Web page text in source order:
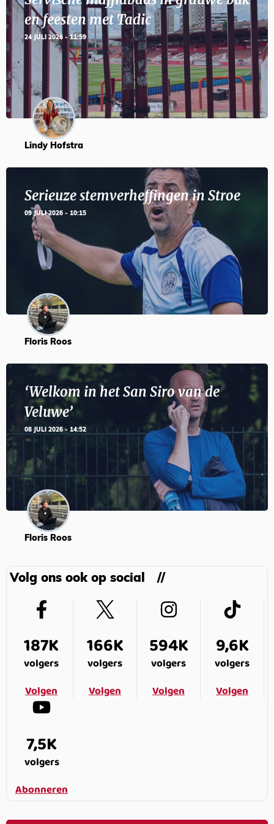
en feesten met Tadic
24 JULI 2026 - 11:59
Lindy Hofstra
Serieuze stemverheffingen in Stroe
09 JULI 2026 - 10:15
Floris Roos
‘Welkom in het San Siro van de
Veluwe’
08 JULI 2026 - 14:52
Floris Roos
Volg ons ook op social
187K
volgers
Volgen
166K
volgers
Volgen
594K
volgers
Volgen
9,6K
volgers
Volgen
7,5K
volgers
Abonneren